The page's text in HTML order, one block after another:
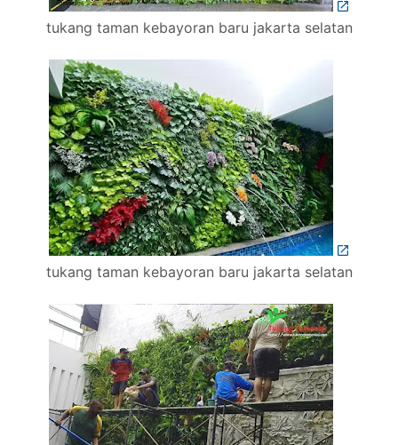
tukang taman kebayoran baru jakarta selatan
tukang taman kebayoran baru jakarta selatan